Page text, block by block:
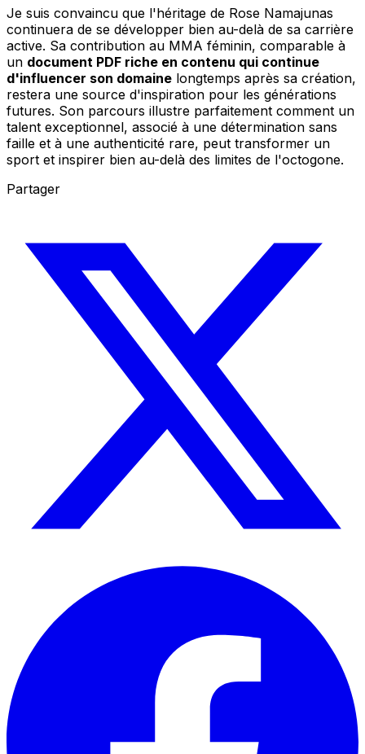
Je suis convaincu que l'héritage de Rose Namajunas
continuera de se développer bien au-delà de sa carrière
active. Sa contribution au MMA féminin, comparable à
un document PDF riche en contenu qui continue
d'influencer son domaine longtemps après sa création,
restera une source d'inspiration pour les générations
futures. Son parcours illustre parfaitement comment un
talent exceptionnel, associé à une détermination sans
faille et à une authenticité rare, peut transformer un
sport et inspirer bien au-delà des limites de l'octogone.
Partager